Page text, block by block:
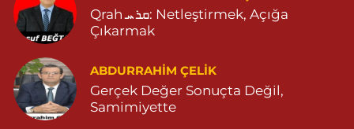
Tema Eczanesi
ATATÜRK MAHALLESİ NUSAYBİN CADDE NO:1 E NUSAYBİN CD.
ÖZEL İPEKYOLU HASTANESİ YANI 04823122920
0 (482) 312 29 20 Yol Tarifi Al
Menal Eczanesi
Qrah ܩܪܚ: Netleştirmek, Açığa
Çıkarmak
ABDURRAHIM ÇELİK
Gerçek Değer Sonuçta Değil,
Samimiyette